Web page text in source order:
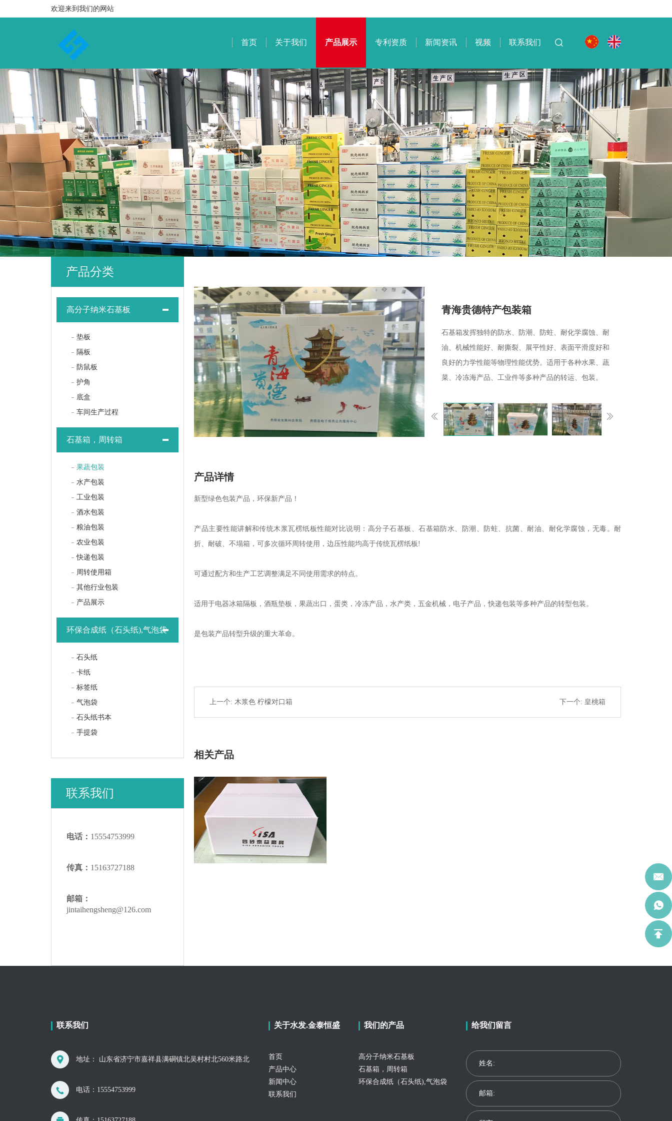
欢迎来到我们的网站
首页 关于我们 产品展示 专利资质 新闻资讯 视频 联系我们
产品分类
高分子纳米石基板
垫板
隔板
防鼠板
护角
底盒
车间生产过程
石基箱，周转箱
果蔬包装
水产包装
工业包装
酒水包装
粮油包装
农业包装
快递包装
周转使用箱
其他行业包装
产品展示
环保合成纸（石头纸),气泡袋
石头纸
卡纸
标签纸
气泡袋
石头纸书本
手提袋
联系我们
电话： 15554753999
传真： 15163727188
邮箱：
jintaihengsheng@126.com
青海贵德特产包装箱
石基箱发挥独特的防水、防潮、防蛀、耐化学腐蚀、耐
油、机械性能好、耐撕裂、展平性好、表面平滑度好和
良好的力学性能等物理性能优势。适用于各种水果、蔬
菜、冷冻海产品、工业件等多种产品的转运、包装。
Previous
产品详情
新型绿色包装产品，环保新产品！
产品主要性能讲解和传统木浆瓦楞纸板性能对比说明：高分子石基板、石基箱防水、防潮、防蛀、抗菌、耐油、耐化学腐蚀，无毒。耐
折、耐破、不塌箱，可多次循环周转使用，边压性能均高于传统瓦楞纸板!
可通过配方和生产工艺调整满足不同使用需求的特点。
适用于电器冰箱隔板，酒瓶垫板，果蔬出口，蛋类，冷冻产品，水产类，五金机械，电子产品，快递包装等多种产品的转型包装。
是包装产品转型升级的重大革命。
上一个:木浆色 柠檬对口箱 下一个: 皇桃箱
相关产品
联系我们
地址： 山东省济宁市嘉祥县满硐镇北吴村村北560米路北
电话： 15554753999
关于水发.金泰恒盛
首页
产品中心
新闻中心
联系我们
我们的产品
高分子纳米石基板
石基箱，周转箱
环保合成纸（石头纸),气泡袋
给我们留言